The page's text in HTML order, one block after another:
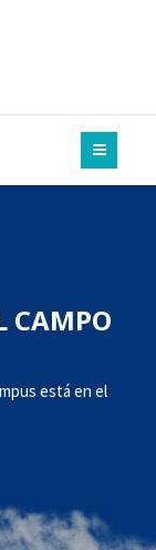
CAMPO
está en el